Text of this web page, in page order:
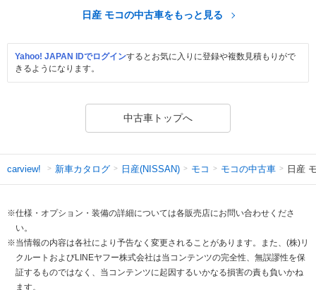
日産 モコの中古車をもっと見る
Yahoo! JAPAN IDでログインするとお気に入りに登録や複数見積もりがで
きるようになります。
中古車トップへ
carview! 新車カタログ 日産(NISSAN) モコ モコの中古車 日産
※仕様・オプション・装備の詳細については各販売店にお問い合わせくださ
い。
※当情報の内容は各社により予告なく変更されることがあります。また、(株)リ
クルートおよびLINEヤフー株式会社は当コンテンツの完全性、無誤謬性を保
証するものではなく、当コンテンツに起因するいかなる損害の責も負いかね
ます。